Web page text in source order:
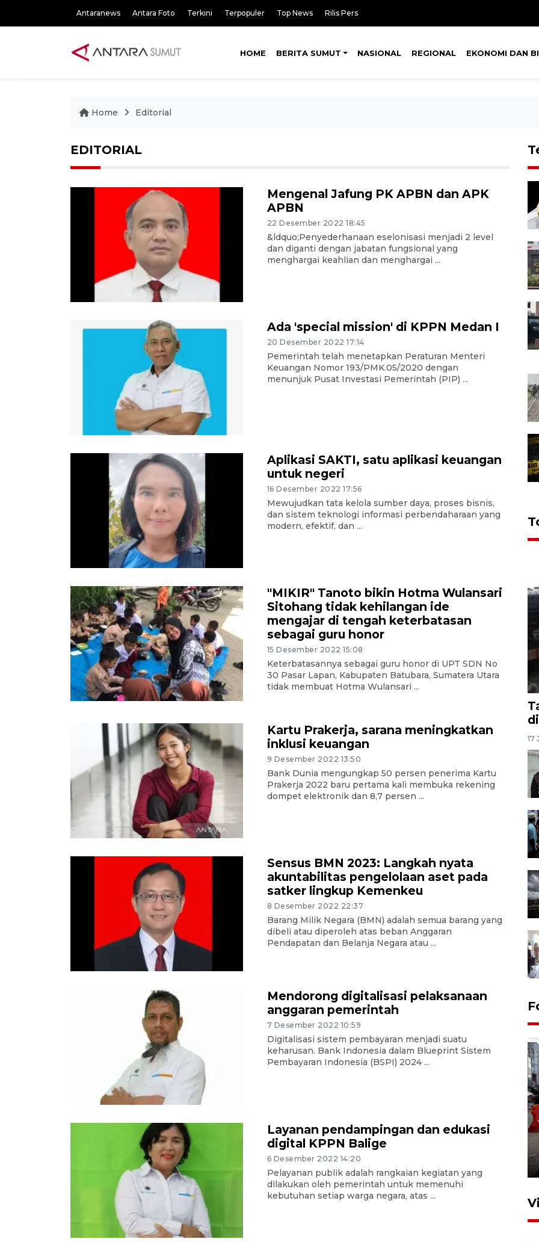
Antaranews Antara Foto Terkini Terpopuler Top News Rilis Pers
HOME BERITA SUMUT NASIONAL REGIONAL EKONOMI DAN
Home Editorial
EDITORIAL
Mengenal Jafung PK APBN dan APK
APBN
22 Desember 2022 18:45
&ldquo;Penyederhanaan eselonisasi menjadi 2 level
dan diganti dengan jabatan fungsional yang
menghargai keahlian dan menghargai ...
Ada 'special mission' di KPPN Medan I
20 Desember 2022 17:14
Pemerintah telah menetapkan Peraturan Menteri
Keuangan Nomor 193/PMK.05/2020 dengan
menunjuk Pusat Investasi Pemerintah (PIP) ...
Aplikasi SAKTI, satu aplikasi keuangan
untuk negeri
16 Desember 2022 17:56
Mewujudkan tata kelola sumber daya, proses bisnis,
dan sistem teknologi informasi perbendaharaan yang
modern, efektif, dan ...
"MIKIR" Tanoto bikin Hotma Wulansari
Sitohang tidak kehilangan ide
mengajar di tengah keterbatasan
sebagai guru honor
15 Desember 2022 15:08
Keterbatasannya sebagai guru honor di UPT SDN No
30 Pasar Lapan, Kabupaten Batubara, Sumatera Utara
tidak membuat Hotma Wulansari ...
Kartu Prakerja, sarana meningkatkan
inklusi keuangan
9 Desember 2022 13:50
Bank Dunia mengungkap 50 persen penerima Kartu
Prakerja 2022 baru pertama kali membuka rekening
dompet elektronik dan 8,7 persen ...
Sensus BMN 2023: Langkah nyata
akuntabilitas pengelolaan aset pada
satker lingkup Kemenkeu
8 Desember 2022 22:37
Barang Milik Negara (BMN) adalah semua barang yang
dibeli atau diperoleh atas beban Anggaran
Pendapatan dan Belanja Negara atau ...
Mendorong digitalisasi pelaksanaan
anggaran pemerintah
7 Desember 2022 10:59
Digitalisasi sistem pembayaran menjadi suatu
keharusan. Bank Indonesia dalam Blueprint Sistem
Pembayaran Indonesia (BSPI) 2024 ...
Layanan pendampingan dan edukasi
digital KPPN Balige
6 Desember 2022 14:20
Pelayanan publik adalah rangkaian kegiatan yang
dilakukan oleh pemerintah untuk memenuhi
kebutuhan setiap warga negara, atas ...
17
Pelaporan SPT Tahunan di
Sumut
27 April 2026 15:34